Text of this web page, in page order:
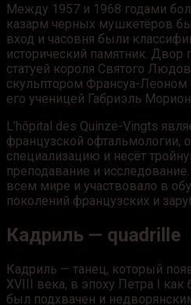
Между 1957 и 1968 годами
казарм черных мушкетёров
вход и часовня были
исторический памятник. Двор
статуей короля Святого
скульптором Франсуа-
его ученицей Габриэль Морион.
L’hôpital des Quinze-Vingts
французской офтальмологии,
специализацию и несёт
преподавание и
всем мире и участвовало в
поколений французских и
Кадриль — quadrille
Кадриль — танец, который
XVIII века, в эпоху Петра I как
был подхвачен и